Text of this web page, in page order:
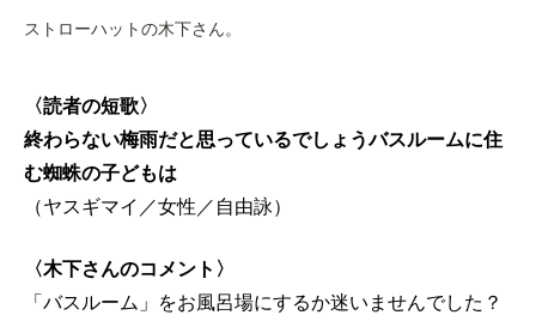
ストローハットの木下さん。
〈読者の短歌〉
終わらない梅雨だと思っているでしょうバスルームに住
む蜘蛛の子どもは
（ヤスギマイ／女性／自由詠）
〈木下さんのコメント〉
「バスルーム」をお風呂場にするか迷いませんでした？